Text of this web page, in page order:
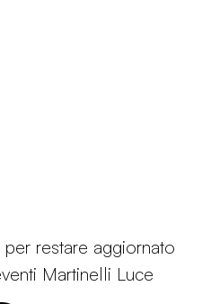
restare aggiornato
Martinelli Luce